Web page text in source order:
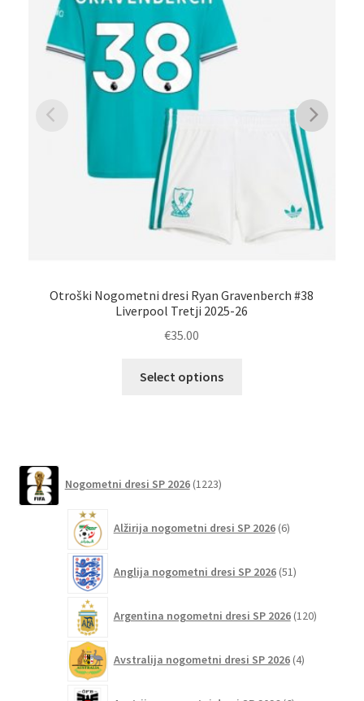
Otroški Nogometni dresi Ryan Gravenberch #38
Liverpool Tretji 2025-26
€35.00
Select options
na
izdelka
Nogometni dresi SP 2026 1223izdelkov
Alžirija nogometni dresi SP 2026 6izdelkov
Anglija nogometni dresi SP 2026 51izdelkov
Argentina nogometni dresi SP 2026 120izdelkov
Avstralija nogometni dresi SP 2026 4izdelki